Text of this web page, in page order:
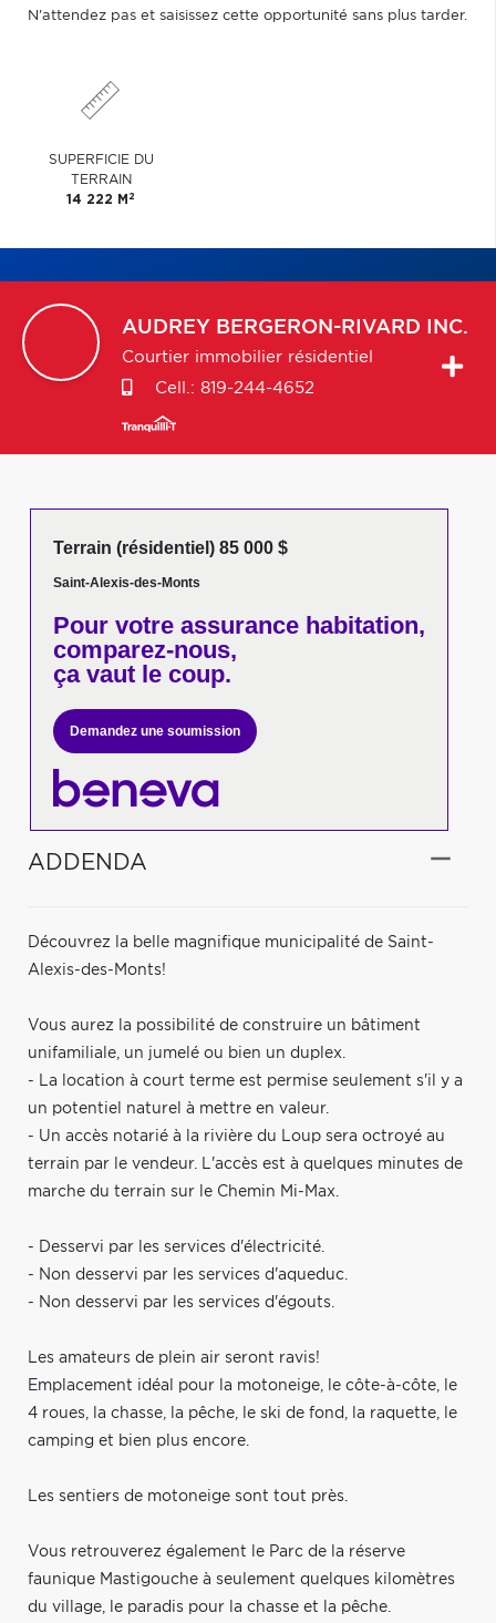
N'attendez pas et saisissez cette opportunité sans plus tarder.
SUPERFICIE DU
TERRAIN
14 222 M 2
AUDREY BERGERON-RIVARD INC.
Courtier immobilier résidentiel
Cell.: 819-244-4652
Terrain (résidentiel) 85 000 $
Saint-Alexis-des-Monts
Pour votreassurance habitation,
comparez-nous,
ça vaut le coup.
Demandez une soumission
ADDENDA
Découvrez la belle magnifique municipalité de Saint-
Alexis-des-Monts!
Vous aurez la possibilité de construire un bâtiment
unifamiliale, un jumelé ou bien un duplex.
- La location à court terme est permise seulement s'il y a
un potentiel naturel à mettre en valeur.
- Un accès notarié à la rivière du Loup sera octroyé au
terrain par le vendeur. L'accès est à quelques minutes de
marche du terrain sur le Chemin Mi-Max.
- Desservi par les services d'électricité.
- Non desservi par les services d'aqueduc.
- Non desservi par les services d'égouts.
Les amateurs de plein air seront ravis!
Emplacement idéal pour la motoneige, le côte-à-côte, le
4 roues, la chasse, la pêche, le ski de fond, la raquette, le
camping et bien plus encore.
Les sentiers de motoneige sont tout près.
Vous retrouverez également le Parc de la réserve
faunique Mastigouche à seulement quelques kilomètres
du village, le paradis pour la chasse et la pêche.